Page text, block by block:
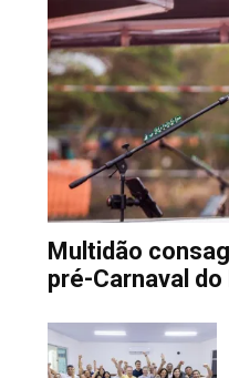
Multidão
pré-Carnaval